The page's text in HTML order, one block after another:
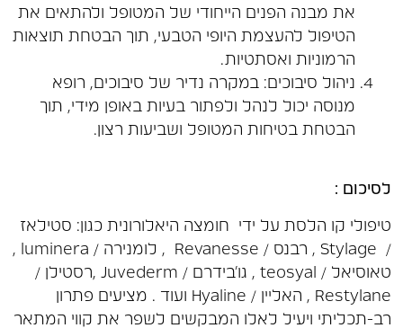
את מבנה הפנים הייחודי של המטופל ולהתאים את
הטיפול להעצמת היופי הטבעי, תוך הבטחת תוצאות
הרמוניות ואסתטיות.
ניהול סיבוכים: במקרה נדיר של סיבוכים, רופא
מנוסה יכול לנהל ולפתור בעיות באופן מידי, תוך
הבטחת בטיחות המטופל ושביעות רצון.
לסיכום :
טיפולי קו הלסת על ידי חומצה היאלורונית כגון: סטילאז
/ Stylage , רבנס / Revanesse , לומנירה / luminera ,
טאוסיאל / teosyal , גו'בידרם / Juvederm ,רסטילן /
Restylane , האליין / Hyaline ועוד . מציעים פתרון
רב-תכליתי ויעיל לאלו המבקשים לשפר את קווי המתאר